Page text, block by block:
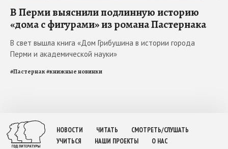
В Перми выяснили подлинную историю
«дома с фигурами» из романа Пастернака
В свет вышла книга «Дом Грибушина в истории города
Перми и академической науки»
#Пастернак#книжные новинки
НОВОСТИ ЧИТАТЬ
СМОТРЕТЬ/СЛУШАТЬ
УЧИТЬСЯ
НАШИ ПРОЕКТЫ О НАС